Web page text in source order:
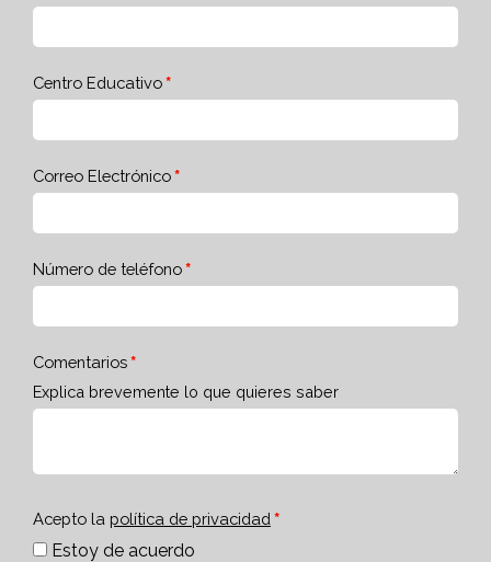
Centro Educativo
Correo Electrónico
Número de teléfono
Comentarios
Explica brevemente lo que quieres saber
Acepto la política de privacidad
Estoy de acuerdo